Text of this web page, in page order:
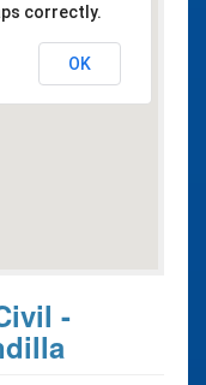
correctly.
OK
-